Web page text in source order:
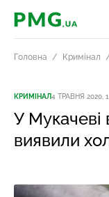
PMG.ua
Головна Кримінал
КРИМІНАЛ4 ТРАВНЯ 2020,
У Мукачеві
виявили